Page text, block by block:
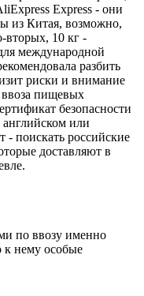
Express - они
из Китая, возможно,
вторых, 10 кг -
международной
разбить
риски и внимание
пищевых
безопасности
или
- поискать российские
доставляют в
по ввозу именно
к нему особые